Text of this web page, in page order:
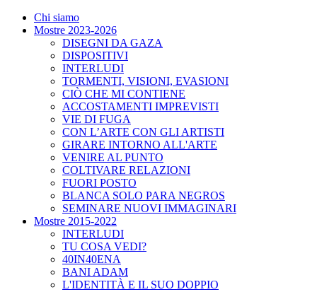
Chi siamo
Mostre 2023-2026
DISEGNI DA GAZA
DISPOSITIVI
INTERLUDI
TORMENTI, VISIONI, EVASIONI
CIÒ CHE MI CONTIENE
ACCOSTAMENTI IMPREVISTI
VIE DI FUGA
CON L’ARTE CON GLI ARTISTI
GIRARE INTORNO ALL'ARTE
VENIRE AL PUNTO
COLTIVARE RELAZIONI
FUORI POSTO
BLANCA SOLO PARA NEGROS
SEMINARE NUOVI IMMAGINARI
Mostre 2015-2022
INTERLUDI
TU COSA VEDI?
40IN40ENA
BANI ADAM
L'IDENTITÀ E IL SUO DOPPIO